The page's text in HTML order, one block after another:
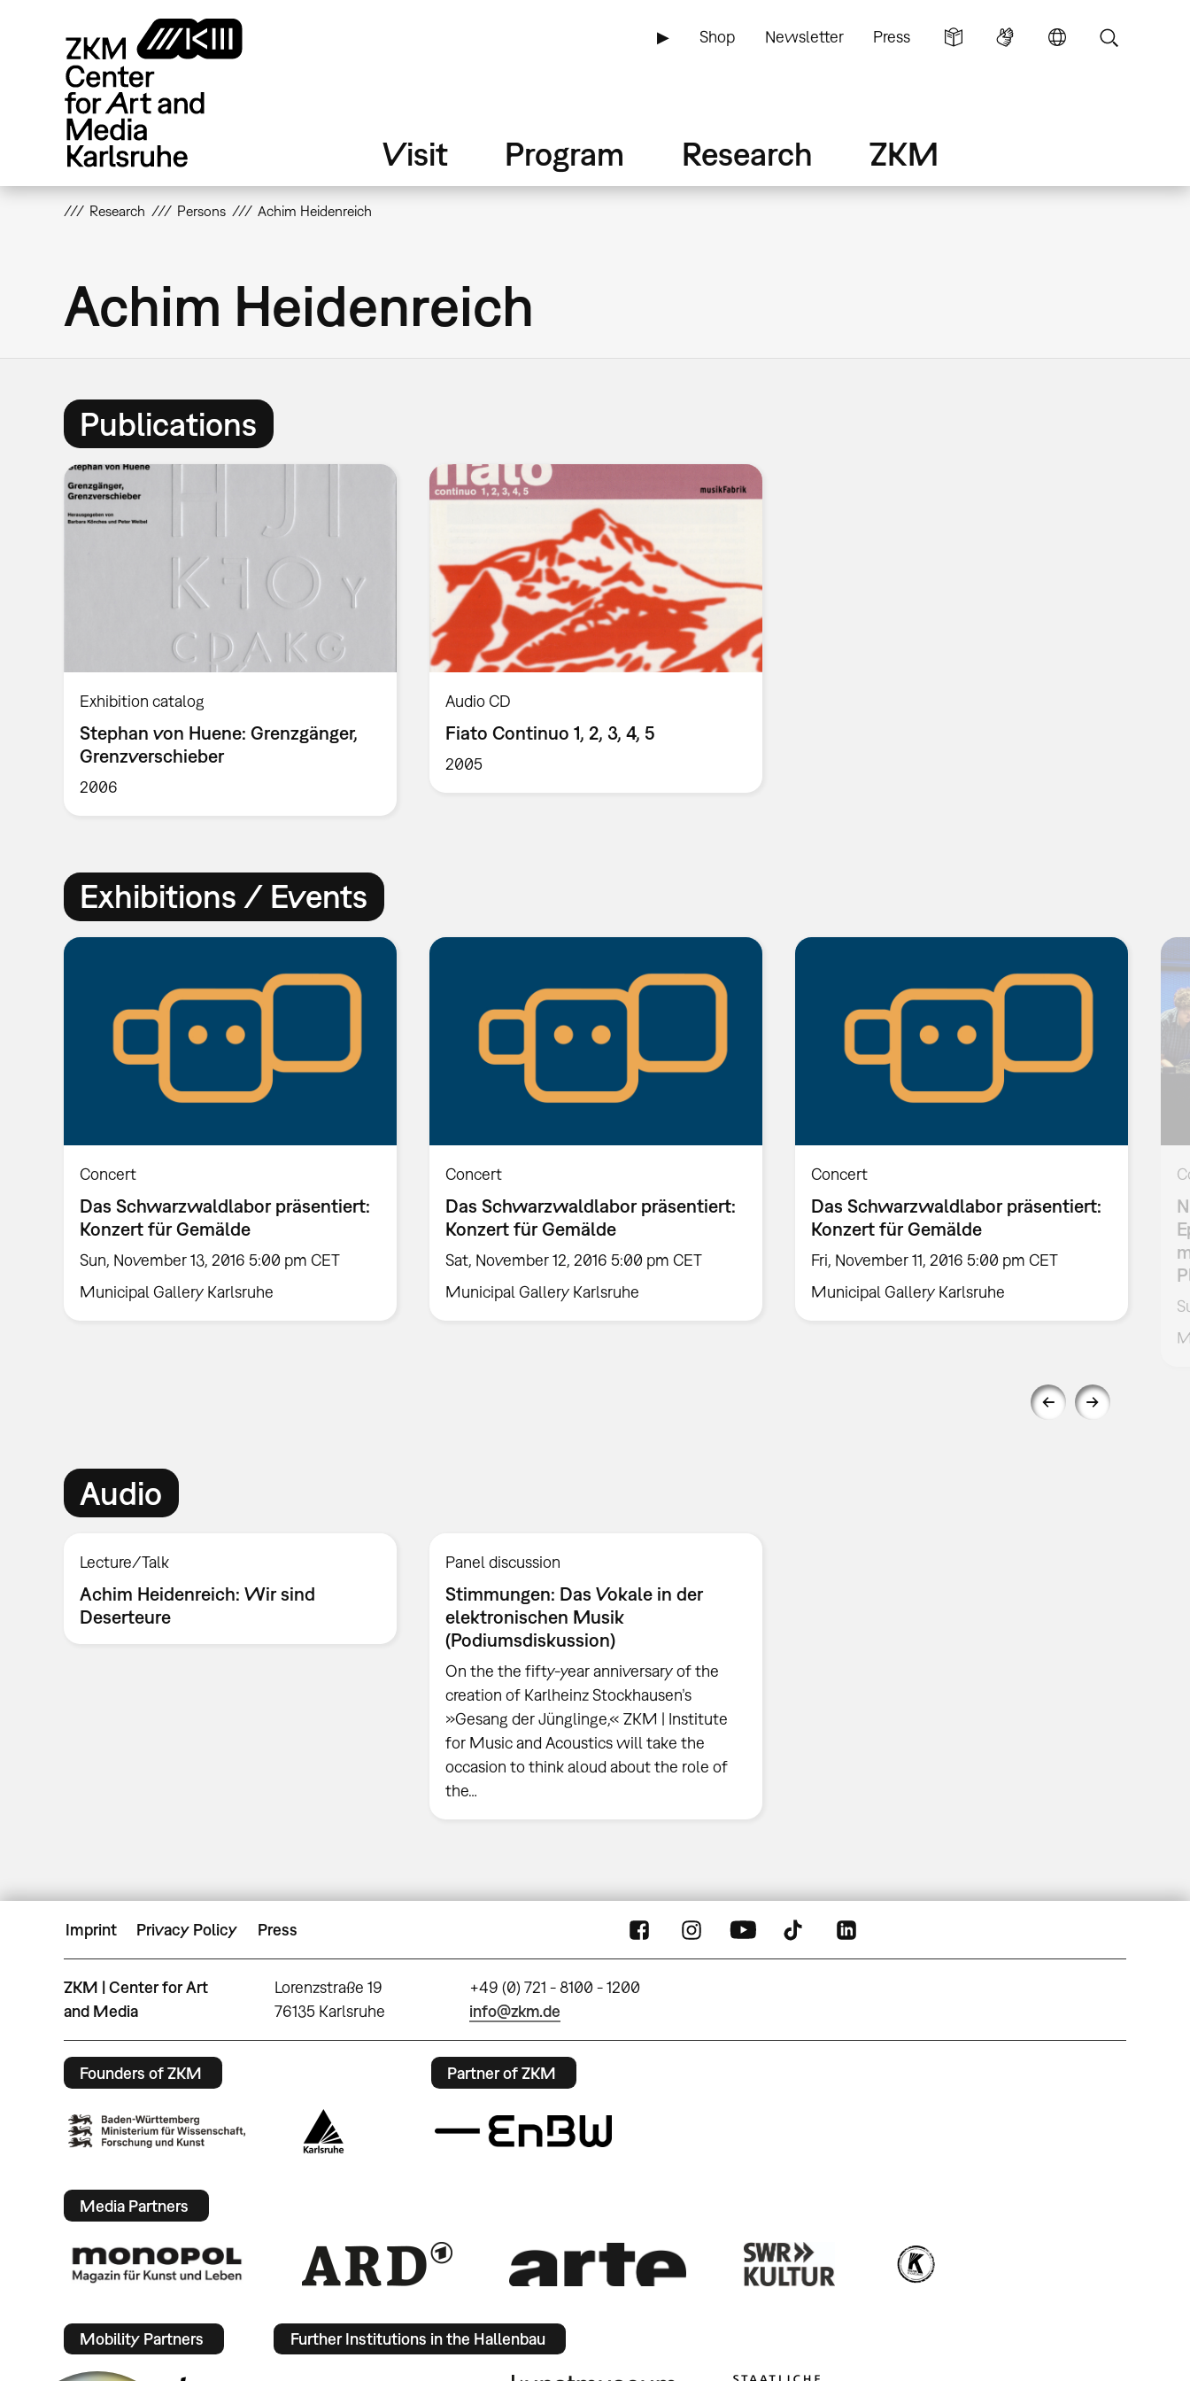
▶ Shop Newsletter Press
Visit Program Research ZKM
Research Persons Achim Heidenreich
Achim Heidenreich
Publications
Exhibition catalog
Stephan von Huene: Grenzgänger,
Grenzverschieber
2006
Audio CD
Fiato Continuo 1, 2, 3, 4, 5
2005
Exhibitions / Events
Concert
Das Schwarzwaldlabor präsentiert:
Konzert für Gemälde
Sun, November 13, 2016 5:00 pm CET
Municipal Gallery Karlsruhe
Concert
Das Schwarzwaldlabor präsentiert:
Konzert für Gemälde
Sat, November 12, 2016 5:00 pm CET
Municipal Gallery Karlsruhe
Concert
Das Schwarzwaldlabor präsentiert:
Konzert für Gemälde
Fri, November 11, 2016 5:00 pm CET
Municipal Gallery Karlsruhe
Audio
Lecture/Talk
Achim Heidenreich: Wir sind
Deserteure
Panel discussion
Stimmungen: Das Vokale in der
elektronischen Musik
(Podiumsdiskussion)
On the the fifty-year anniversary of the
creation of Karlheinz Stockhausen’s
»Gesang der Jünglinge,« ZKM | Institute
for Music and Acoustics will take the
occasion to think aloud about the role of
the…
Imprint Privacy Policy Press
ZKM | Center for Art
and Media
Lorenzstraße 19
76135 Karlsruhe
+49 (0) 721 - 8100 - 1200
info@zkm.de
Founders of ZKM Partner of ZKM
Media Partners
Mobility Partners Further Institutions in the Hallenbau